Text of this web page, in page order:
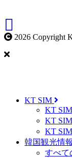
2026 Copyright
KT SIM
KT
KT
KT
韓国観光情報
すべて